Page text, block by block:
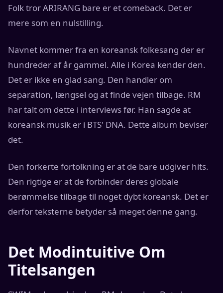
Folk tror ARIRANG bare er et comeback. Det er
mere som en nulstilling.
Navnet kommer fra en koreansk folkesang der er
hundreder af år gammel. Alle i Korea kender den.
Det er ikke en glad sang. Den handler om
separation, længsel og at finde vejen tilbage. RM
har talt om dette i interviews før. Han sagde at
koreansk musik er i BTS' DNA. Dette album beviser
det.
Den forkerte fortolkning er at de bare udgiver hits.
Den rigtige er at de forbinder deres globale
berømmelse tilbage til noget dybt koreansk. Det er
derfor teksterne betyder så meget denne gang.
Det Modintuitive Om
Titelsangen